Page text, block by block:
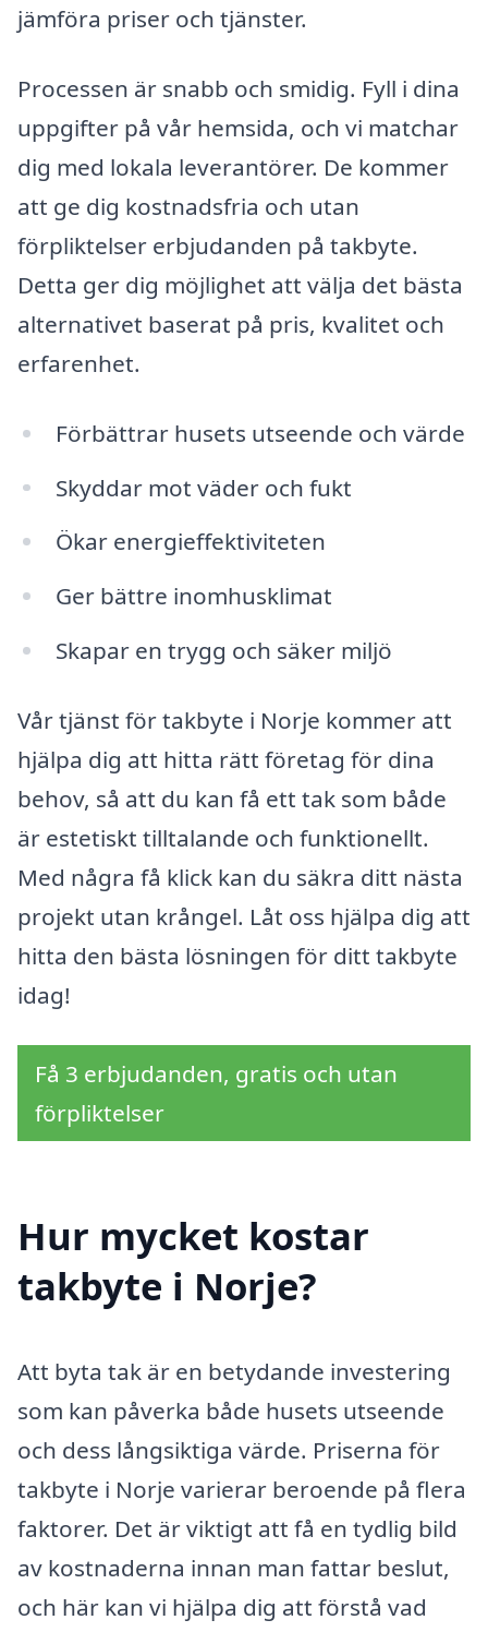
jämföra priser och tjänster.
Processen är snabb och smidig. Fyll i dina
uppgifter på vår hemsida, och vi matchar
dig med lokala leverantörer. De kommer
att ge dig kostnadsfria och utan
förpliktelser erbjudanden på takbyte.
Detta ger dig möjlighet att välja det bästa
alternativet baserat på pris, kvalitet och
erfarenhet.
Förbättrar husets utseende och värde
Skyddar mot väder och fukt
Ökar energieffektiviteten
Ger bättre inomhusklimat
Skapar en trygg och säker miljö
Vår tjänst för takbyte i Norje kommer att
hjälpa dig att hitta rätt företag för dina
behov, så att du kan få ett tak som både
är estetiskt tilltalande och funktionellt.
Med några få klick kan du säkra ditt nästa
projekt utan krångel. Låt oss hjälpa dig att
hitta den bästa lösningen för ditt takbyte
idag!
Få 3 erbjudanden, gratis och utan
förpliktelser
Hur mycket kostar
takbyte i Norje?
Att byta tak är en betydande investering
som kan påverka både husets utseende
och dess långsiktiga värde. Priserna för
takbyte i Norje varierar beroende på flera
faktorer. Det är viktigt att få en tydlig bild
av kostnaderna innan man fattar beslut,
och här kan vi hjälpa dig att förstå vad